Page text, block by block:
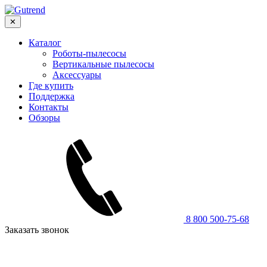
✕
Каталог
Роботы-пылесосы
Вертикальные пылесосы
Аксессуары
Где купить
Поддержка
Контакты
Обзоры
8 800 500-75-68
Заказать звонок